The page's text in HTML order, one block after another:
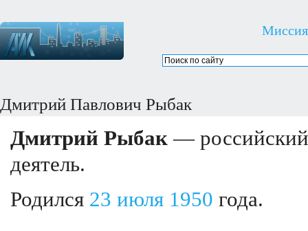
Миссия
Дмитрий Павлович Рыбак
Дмитрий Рыбак —
деятель.
Родился 23 июля 1950 года.